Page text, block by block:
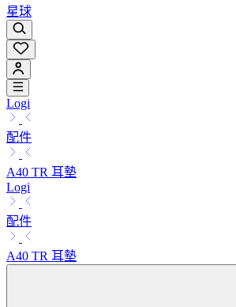
星球
Logi
配件
A40 TR 耳墊
Logi
配件
A40 TR 耳墊